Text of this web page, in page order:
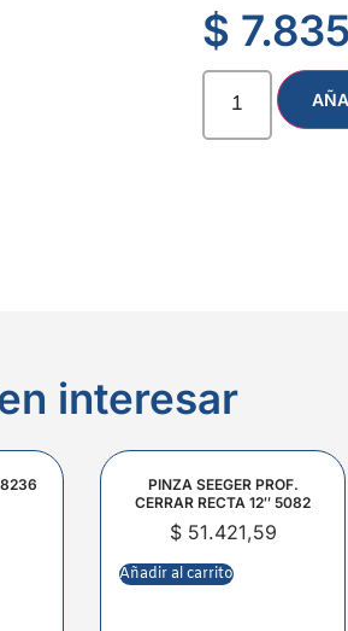
$
interesar
PINZA SEEGER PROF.
CERRAR RECTA 12″ 5082
$51.421,59
Añadir al carrito